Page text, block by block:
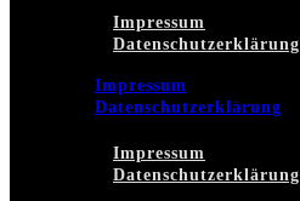
Impressum
Datenschutzerklärung
Impressum
Datenschutzerklärung
Impressum
Datenschutzerklärung